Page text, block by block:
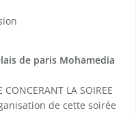
de paris Mohamedia
LA SOIREE
de cette soirée